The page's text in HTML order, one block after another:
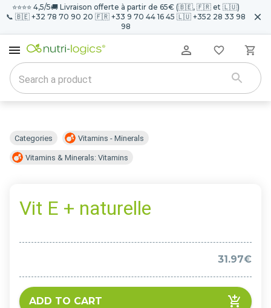
⭐️⭐️⭐️⭐️ 4,5/5🚚 Livraison offerte à partir de 65€ (🇧🇪, 🇫🇷 et 🇱🇺)
📞 🇧🇪 +32 78 70 90 20 🇫🇷 +33 9 70 44 16 45 🇱🇺 +352 28 33 98
98
Categories Vitamins - Minerals
Vitamins & Minerals: Vitamins
Vit E + naturelle
31.97€
ADD TO CART